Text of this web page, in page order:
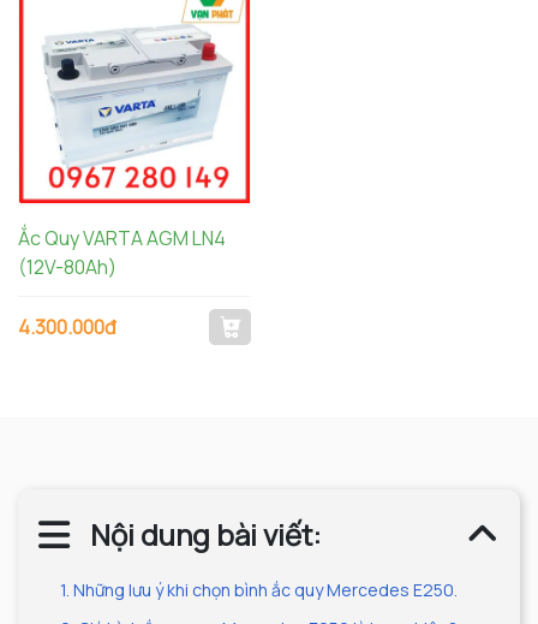
Ắc Quy VARTA AGM LN4
(12V-80Ah)
4.300.000đ
Nội dung bài viết:
1. Những lưu ý khi chọn bình ắc quy Mercedes E250.